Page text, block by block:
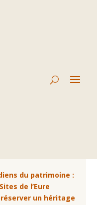
du patrimoine :
de l’Eure
un héritage